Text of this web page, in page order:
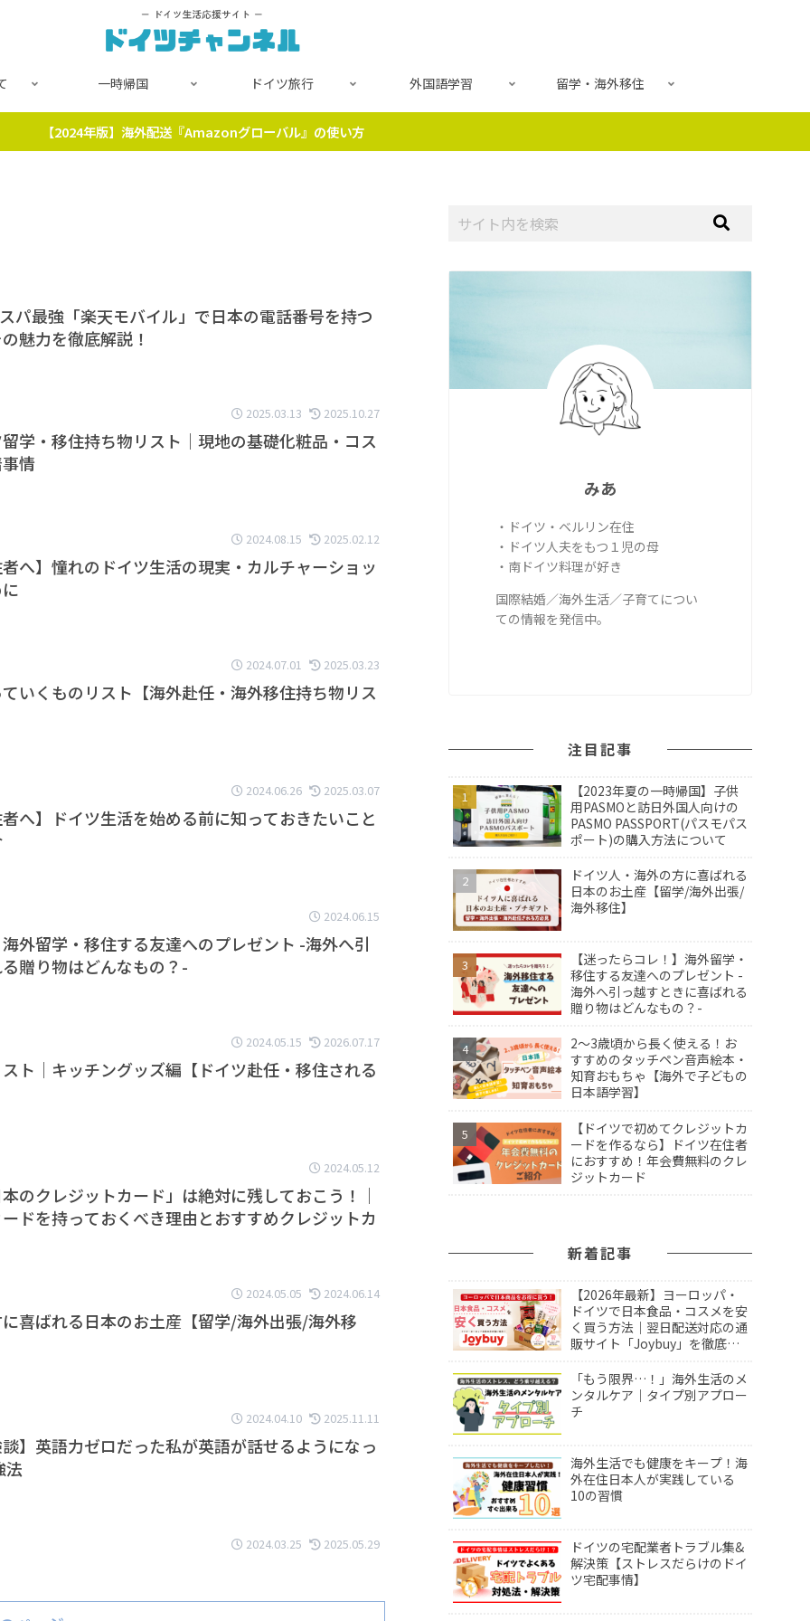
一時帰国 ドイツ旅行 外国語学習 留学・海外移住
【2024年版】海外配送『Amazonグローバル』の使い方
パ最強「楽天モバイル」で日本の電話番号を持つ
魅力を徹底解説！
2025.03.13 2025.10.27
学・移住持ち物リスト｜現地の基礎化粧品・コス
情
2024.08.15 2025.02.12
へ】憧れのドイツ生活の現実・カルチャーショッ
2024.07.01 2025.03.23
いくものリスト【海外赴任・海外移住持ち物リス
2024.06.26 2025.03.07
へ】ドイツ生活を始める前に知っておきたいこと
2024.06.15
外留学・移住する友達へのプレゼント -海外へ引
贈り物はどんなもの？-
2024.05.15 2026.07.17
ト｜キッチングッズ編【ドイツ赴任・移住される
2024.05.12
のクレジットカード」は絶対に残しておこう！｜
ドを持っておくべき理由とおすすめクレジットカ
2024.05.05 2024.06.14
喜ばれる日本のお土産【留学/海外出張/海外移
2024.04.10 2025.11.11
】英語力ゼロだった私が英語が話せるようになっ
法
2024.03.25 2025.05.29
みあ
・ドイツ・ベルリン在住
・ドイツ人夫をもつ１児の母
・南ドイツ料理が好き
国際結婚／海外生活／子育てについ
ての情報を発信中。
注目記事
【2023年夏の一時帰国】子供
用PASMOと訪日外国人向けの
PASMO PASSPORT(パスモパス
ポート)の購入方法について
ドイツ人・海外の方に喜ばれる
日本のお土産【留学/海外出張/
海外移住】
【迷ったらコレ！】海外留学・
移住する友達へのプレゼント -
海外へ引っ越すときに喜ばれる
贈り物はどんなもの？-
2〜3歳頃から長く使える！お
すすめのタッチペン音声絵本・
知育おもちゃ【海外で子どもの
日本語学習】
【ドイツで初めてクレジットカ
ードを作るなら】ドイツ在住者
におすすめ！年会費無料のクレ
ジットカード
新着記事
【2026年最新】ヨーロッパ・
ドイツで日本食品・コスメを安
く買う方法｜翌日配送対応の通
販サイト「Joybuy」を徹底レ
「もう限界…！」海外生活のメ
ンタルケア｜タイプ別アプロー
チ
海外生活でも健康をキープ！海
外在住日本人が実践している
10の習慣
ドイツの宅配業者トラブル集&
解決策【ストレスだらけのドイ
ツ宅配事情】